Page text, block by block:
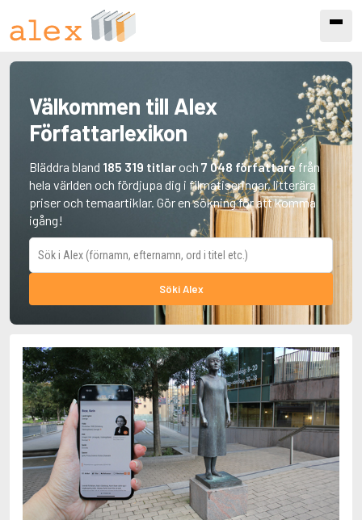
Välkommen till Alex
Författarlexikon
Bläddra bland 185 319 titlaroch 7 048 författarefrån
hela världen och fördjupa dig i filmatiseringar, litterära
priser och temaartiklar. Gör en sökning för att komma
igång!
Sök